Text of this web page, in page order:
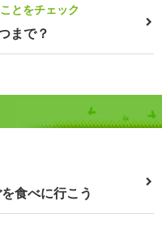
とをチェック
まで？
食べに行こう